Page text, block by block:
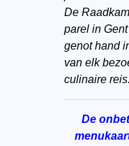
De
parel in
genot hand
van elk
culinaire reis.
De